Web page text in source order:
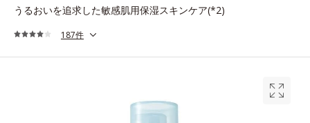
うるおいを追求した敏感肌用保湿スキンケア(*2)
187件